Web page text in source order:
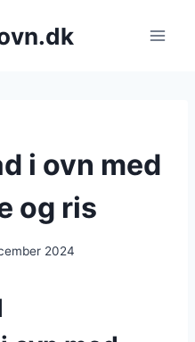
i ovn med
og ris
2024